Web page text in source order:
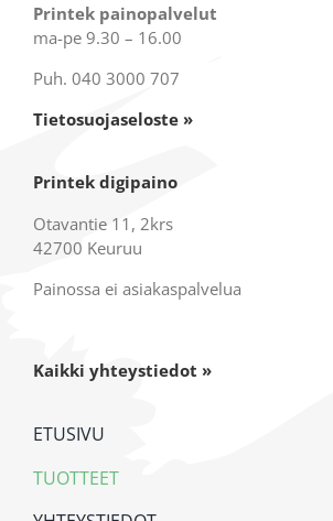
Printek painopalvelut
ma-pe 9.30 – 16.00
Puh. 040 3000 707
Tietosuojaseloste »
Printek digipaino
Otavantie 11, 2krs
42700 Keuruu
Painossa ei asiakaspalvelua
Kaikki yhteystiedot »
ETUSIVU
TUOTTEET